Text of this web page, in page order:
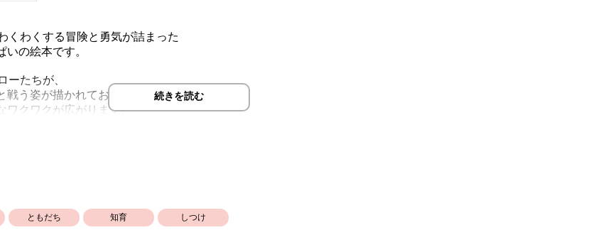
くわくする冒険と勇気が詰まった
いの絵本です。
ーたちが、
う姿が描かれており、
ワクワクが広がります。
あるヒーローたちが登場するので、
先でも、
続きを読む
ともだち 知育 しつけ